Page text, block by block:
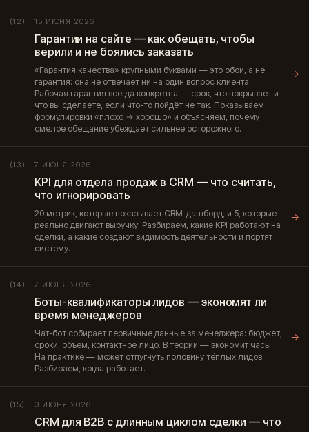
(12) 15 ИЮНЯ 2026
Гарантии на сайте — как обещать, чтобы
верили и не боялись заказать
«Гарантия качества» крупными буквами — это обои, а не
гарантия: она не отвечает ни на один вопрос клиента.
Рабочая гарантия всегда конкретна — срок, что покрывает и
что вы сделаете, если что-то пойдёт не так. Показываем
формулировки «плохо → хорошо» и объясняем, почему
смелое обещание убеждает сильнее осторожного.
→
(13) 7 ИЮНЯ 2026
KPI для отдела продаж в CRM — что считать,
что игнорировать
20 метрик, которые показывает CRM-дашборд, и 5, которые
реально двигают выручку. Разбираем, какие KPI работают на
сделки, а какие создают видимость деятельности и портят
систему.
→
(14) 7 ИЮНЯ 2026
Боты-квалификаторы лидов — экономят ли
время менеджеров
Чат-бот собирает первичные данные за менеджера: бюджет,
сроки, объём, контактное лицо. В теории — экономит часы.
На практике — может отпугнуть половину тёплых лидов.
Разбираем, когда работает.
→
(15) 3 ИЮНЯ 2026
CRM для B2B с длинным циклом сделки — что